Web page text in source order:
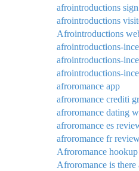
afrointroductions
afrointroductions
Afrointroductions
afrointroductions-
afrointroductions-
afrointroductions-
afroromance app
afroromance crediti
afroromance dating
afroromance es
afroromance fr
Afroromance hookup
Afroromance is